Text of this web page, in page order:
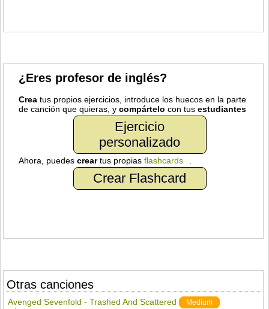
¿Eres profesor de inglés?
Crea tus propios ejercicios, introduce los huecos en la parte
de canción que quieras, ycompártelo con tusestudiantes
Ejercicio
personalizado
Ahora, puedescreartus propiasflashcards
Crear Flashcard
Otras canciones
Avenged Sevenfold - Trashed And Scattered Medium